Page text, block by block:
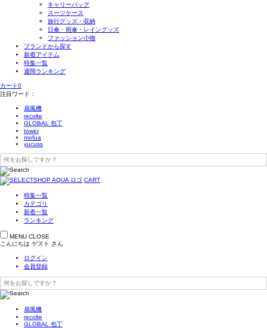
キャリーバッグ
スーツケース
旅行グッズ・収納
日傘・雨傘・レイングッズ
ファッション小物
ブランドから探す
新着アイテム
特集一覧
週間ランキング
カート0
注目ワード：
扇風機
recolte
GLOBAL 包丁
tower
mofua
yucuss
CART
特集一覧
カテゴリ
新着一覧
ランキング
MENU CLOSE
こんにちは ゲスト さん
ログイン
会員登録
扇風機
recolte
GLOBAL 包丁